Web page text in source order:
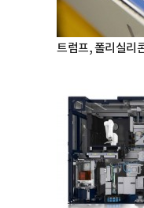
트럼프, 폴리실리